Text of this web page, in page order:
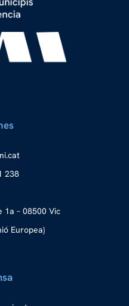
tac.i
238
1a – 08500 Vic
Europea)